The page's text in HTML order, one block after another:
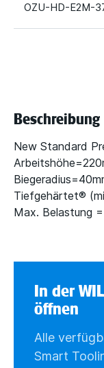
OZU-HD-E2M-
Beschreibung
New Standard
Tiefgehärtet®
Max. Belastung
In der
öffnen
Alle
Smart